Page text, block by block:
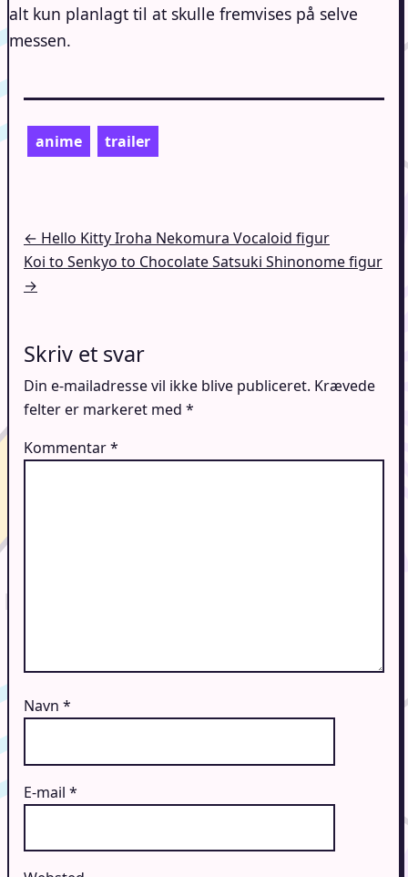
alt kun planlagt til at skulle fremvises på selve
messen.
anime trailer
Indlægsnavigation
← Hello Kitty Iroha Nekomura Vocaloid figur
Koi to Senkyo to Chocolate Satsuki Shinonome figur
→
Skriv et svar
Din e-mailadresse vil ikke blive publiceret. Krævede
felter er markeret med *
Kommentar*
Navn *
E-mail *